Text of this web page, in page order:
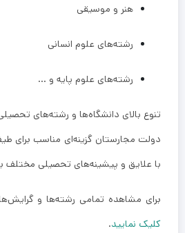
هنر و موسیقی
رشته‌های علوم انسانی
رشته‌های علوم پایه و …
تنوع بالای دانشگاه‌ها و رشته‌های
دولت مجارستان گزینه‌ای مناسب برای
با علایق و پیشینه‌های تحصیلی مختلف
برای مشاهده تمامی رشته‌ها و
کلیک نمایید.